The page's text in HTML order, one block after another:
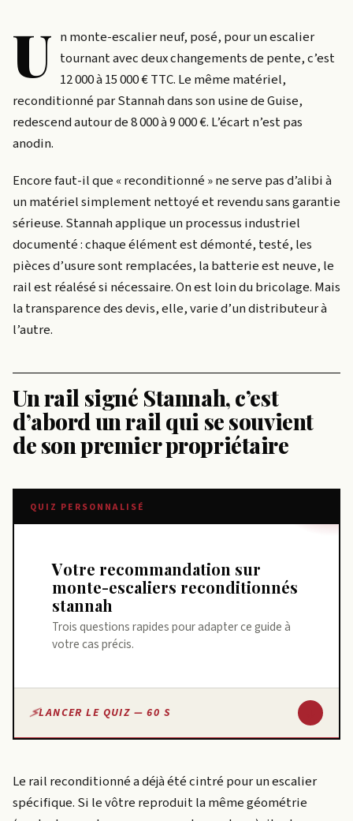
U n monte-escalier neuf, posé, pour un escalier
tournant avec deux changements de pente, c’est
12 000 à 15 000 € TTC. Le même matériel,
reconditionné par Stannah dans son usine de Guise,
redescend autour de 8 000 à 9 000 €. L’écart n’est pas
anodin.
Encore faut-il que « reconditionné » ne serve pas d’alibi à
un matériel simplement nettoyé et revendu sans garantie
sérieuse. Stannah applique un processus industriel
documenté : chaque élément est démonté, testé, les
pièces d’usure sont remplacées, la batterie est neuve, le
rail est réalésé si nécessaire. On est loin du bricolage. Mais
la transparence des devis, elle, varie d’un distributeur à
l’autre.
Un rail signé Stannah, c’est
d’abord un rail qui se souvient
de son premier propriétaire
QUIZ PERSONNALISÉ
Votre recommandation sur
monte-escaliers reconditionnés
stannah
Trois questions rapides pour adapter ce guide à
votre cas précis.
LANCER LE QUIZ — 60 S
Le rail reconditionné a déjà été cintré pour un escalier
spécifique. Si le vôtre reproduit la même géométrie